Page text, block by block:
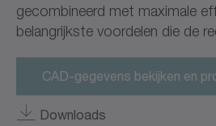
gecombineerd met maximale
belangrijkste voordelen die de
CAD-gegevens bekijken en
Downloads